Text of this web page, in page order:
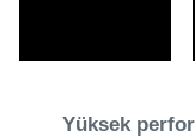
Yüksek